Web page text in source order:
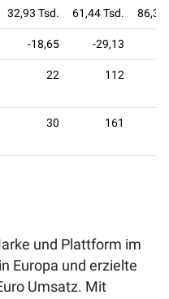
32,93 Tsd. 61,44 Tsd. 86,31
-18,65 -29,13
22 112
30 161
und Plattform im
Europa und erzielte
Umsatz. Mit